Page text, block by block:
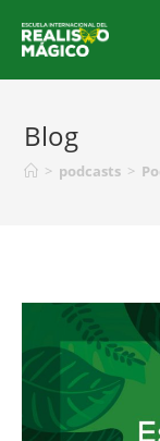
Blog
> podcasts >